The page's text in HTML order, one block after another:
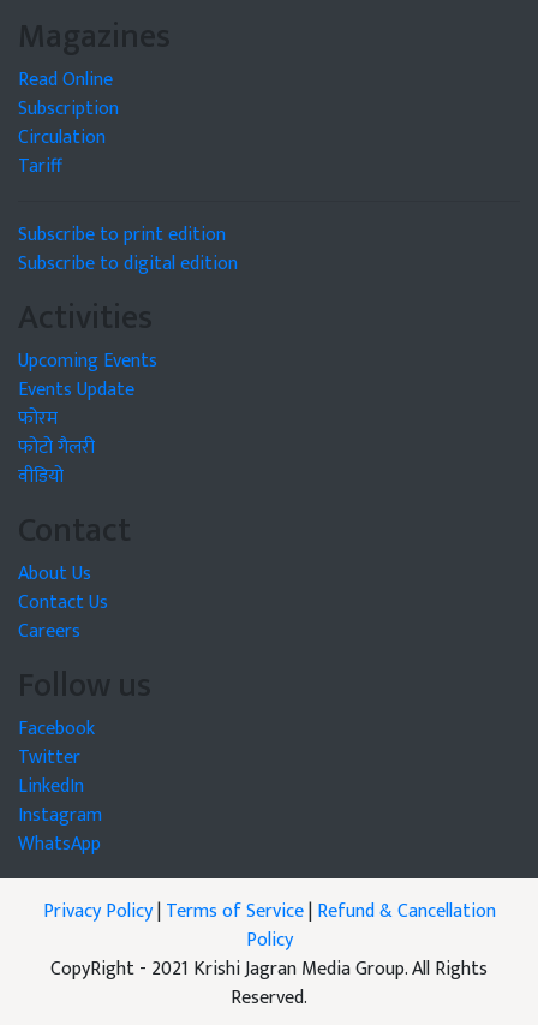
Magazines
Read Online
Subscription
Circulation
Tariff
Subscribe to print edition
Subscribe to digital edition
Activities
Upcoming Events
Events Update
फोरम
फोटो गैलरी
वीडियो
Contact
About Us
Contact Us
Careers
Follow us
Facebook
Twitter
LinkedIn
Instagram
WhatsApp
Privacy Policy|Terms of Service|Refund & Cancellation
Policy
CopyRight - 2021 Krishi Jagran Media Group. All Rights
Reserved.